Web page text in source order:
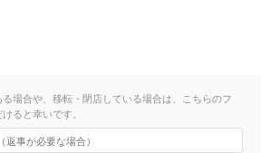
場合や、移転・閉店している場合は、こちらのフ
ると幸いです。